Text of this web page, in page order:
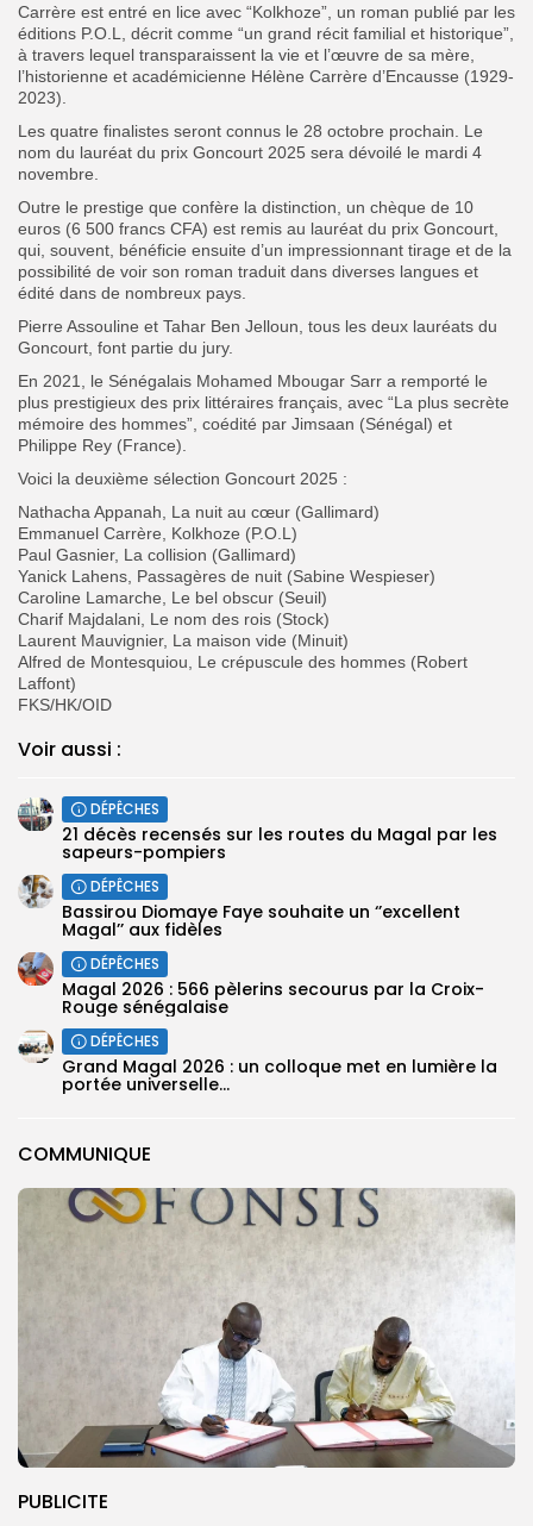
COMMUNIQUE
PUBLICITE
Carrère est entré en lice avec “Kolkhoze”, un roman publié par les
éditions P.O.L, décrit comme “un grand récit familial et historique”,
à travers lequel transparaissent la vie et l’œuvre de sa mère,
l’historienne et académicienne Hélène Carrère d’Encausse (1929-
2023).
Les quatre finalistes seront connus le 28 octobre prochain. Le
nom du lauréat du prix Goncourt 2025 sera dévoilé le mardi 4
novembre.
Outre le prestige que confère la distinction, un chèque de 10
euros (6 500 francs CFA) est remis au lauréat du prix Goncourt,
qui, souvent, bénéficie ensuite d’un impressionnant tirage et de la
possibilité de voir son roman traduit dans diverses langues et
édité dans de nombreux pays.
Pierre Assouline et Tahar Ben Jelloun, tous les deux lauréats du
Goncourt, font partie du jury.
En 2021, le Sénégalais Mohamed Mbougar Sarr a remporté le
plus prestigieux des prix littéraires français, avec “La plus secrète
mémoire des hommes”, coédité par Jimsaan (Sénégal) et
Philippe Rey (France).
Voici la deuxième sélection Goncourt 2025 :
Nathacha Appanah, La nuit au cœur (Gallimard)
Emmanuel Carrère, Kolkhoze (P.O.L)
Paul Gasnier, La collision (Gallimard)
Yanick Lahens, Passagères de nuit (Sabine Wespieser)
Caroline Lamarche, Le bel obscur (Seuil)
Charif Majdalani, Le nom des rois (Stock)
Laurent Mauvignier, La maison vide (Minuit)
Alfred de Montesquiou, Le crépuscule des hommes (Robert
Laffont)
FKS/HK/OID
Voir aussi :
DÉPÊCHES
21 décès recensés sur les routes du Magal par les
sapeurs-pompiers
DÉPÊCHES
Bassirou Diomaye Faye souhaite un ‘’excellent
Magal’’ aux fidèles
DÉPÊCHES
Magal 2026 : 566 pèlerins secourus par la Croix-
Rouge sénégalaise
DÉPÊCHES
Grand Magal 2026 : un colloque met en lumière la
portée universelle...